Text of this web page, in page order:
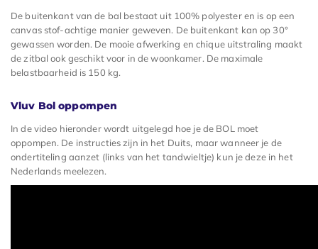
De buitenkant van de bal bestaat uit 100% polyester en is op een
canvas stof-achtige manier geweven. De buitenkant kan op 30°
gewassen worden. De mooie afwerking en chique uitstraling maakt
de zitbal ook geschikt voor in de woonkamer. De maximale
belastbaarheid is 150 kg.
Vluv Bol oppompen
In de video hieronder wordt uitgelegd hoe je de BOL moet
oppompen. De instructies zijn in het Duits, maar wanneer je de
ondertiteling aanzet (links van het tandwieltje) kun je deze in het
Nederlands meelezen.